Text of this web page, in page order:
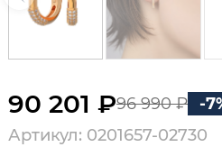
90 201 ₽96 990 ₽
-
Артикул: 0201657-02730